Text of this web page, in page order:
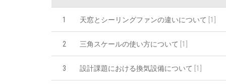
1 天窓とシーリングファンの違いについて [1]
2 三角スケールの使い方について [1]
3 設計課題における換気設備について [1]